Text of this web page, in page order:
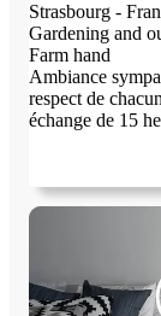
Strasbourg -
Gardening and
Farm hand
Ambiance
respect de
échange de 15